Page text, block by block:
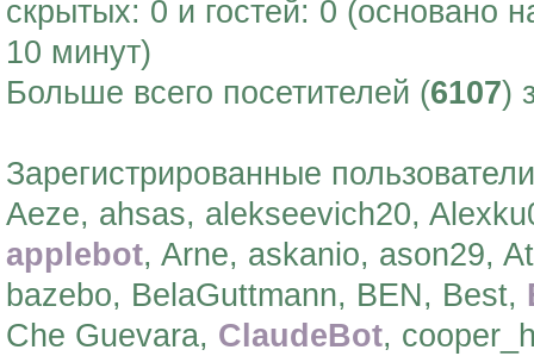
скрытых: 0 и гостей: 0 (основано
10 минут)
Больше всего посетителей (6107)
Зарегистрированные
Aeze, ahsas, alekseevich20,
applebot, Arne, askanio, ason29,
bazebo, BelaGuttmann, BEN, Best,
Che Guevara, ClaudeBot,